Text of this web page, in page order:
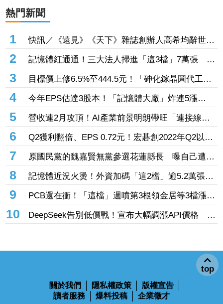
熱門新聞
1
快訊／《遠見》《天下》雜誌創辦人高希均辭世
享耆壽90歲
2
記憶體紅通通！三大法人掃進「這3檔」7萬張 砸
229億元連4日補貨南亞科
3
目標價上修6.5%至444.5元！「砷化鎵晶圓代工
廠」7月營收創4年半新高 1.6T光通訊開始貢獻營
收
4
今年EPS估達3股本！「記憶體大廠」炸連5漲
44% 外資卻砍近1.8萬張抱回31.5億元
5
營收連2月攻頂！AI產業前景明朗帶旺「連接線束
大廠」成長 外資目標價喊上3665元
6
Q2獲利翻倍、EPS 0.72元！宏碁創2022年Q2以來
新高 9月IFA將發表AI PC新品
7
原國民黨的魏嘉賢無黨參選花蓮縣長 曝自己遭打
壓當花蓮市長水塔還被投毒「次氯酸鈉」
8
記憶體近況火燙！外資加碼「這2檔」逾5.2萬張
旺宏獲投入近17億元、近5日大漲40%
9
PCB還在衝！「這檔」週噴第3根領金居等3檔漲
停 台燿連5漲51.5%、景碩累漲48%
10
DeepSeek告別低價戰！宣布大幅調漲API價格 AI
商業化邁入新階段
關於我們 隱私權政策
版權宣告
讀者服務
爆料投稿 企業徵才
top